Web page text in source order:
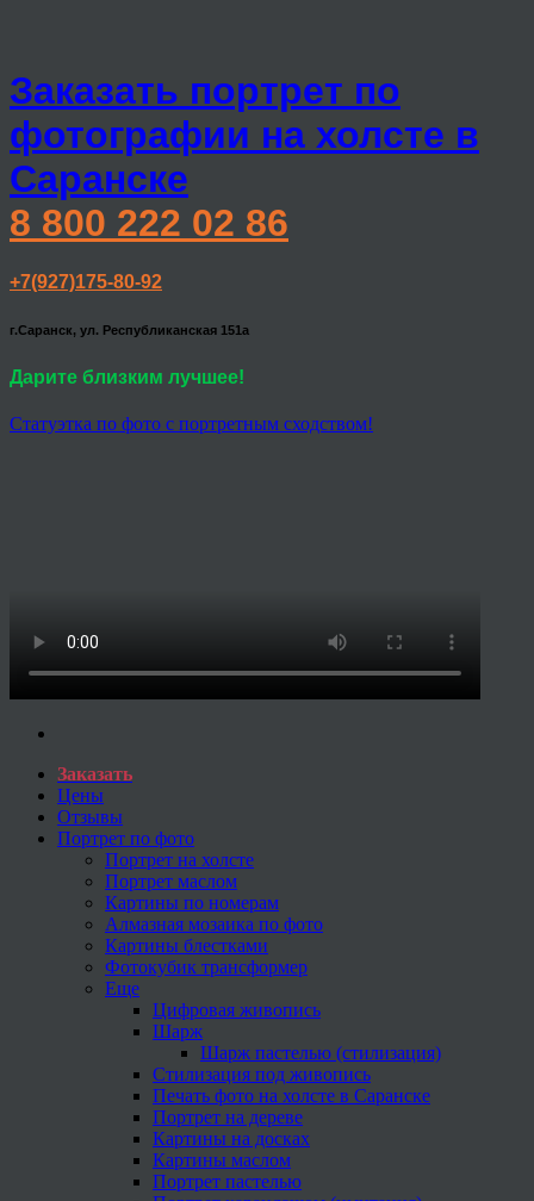
Заказать портрет по
фотографии на холсте в
Саранске
8 800 222 02 86
+7(927)175-80-92
г.Саранск, ул. Республиканская 151а
Дарите близким лучшее!
Статуэтка по фото с портретным сходством!
Заказать
Цены
Отзывы
Портрет по фото
Портрет на холсте
Портрет маслом
Картины по номерам
Алмазная мозаика по фото
Картины блестками
Фотокубик трансформер
Еще
Цифровая живопись
Шарж
Шарж пастелью (стилизация)
Стилизация под живопись
Печать фото на холсте в Саранске
Портрет на дереве
Картины на досках
Картины маслом
Портрет пастелью